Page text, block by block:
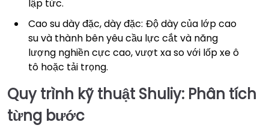
lập tức.
Cao su dày đặc, dày đặc: Độ dày của lớp cao
su và thành bên yêu cầu lực cắt và năng
lượng nghiền cực cao, vượt xa so với lốp xe ô
tô hoặc tải trọng.
Quy trình kỹ thuật Shuliy: Phân tích
từng bước